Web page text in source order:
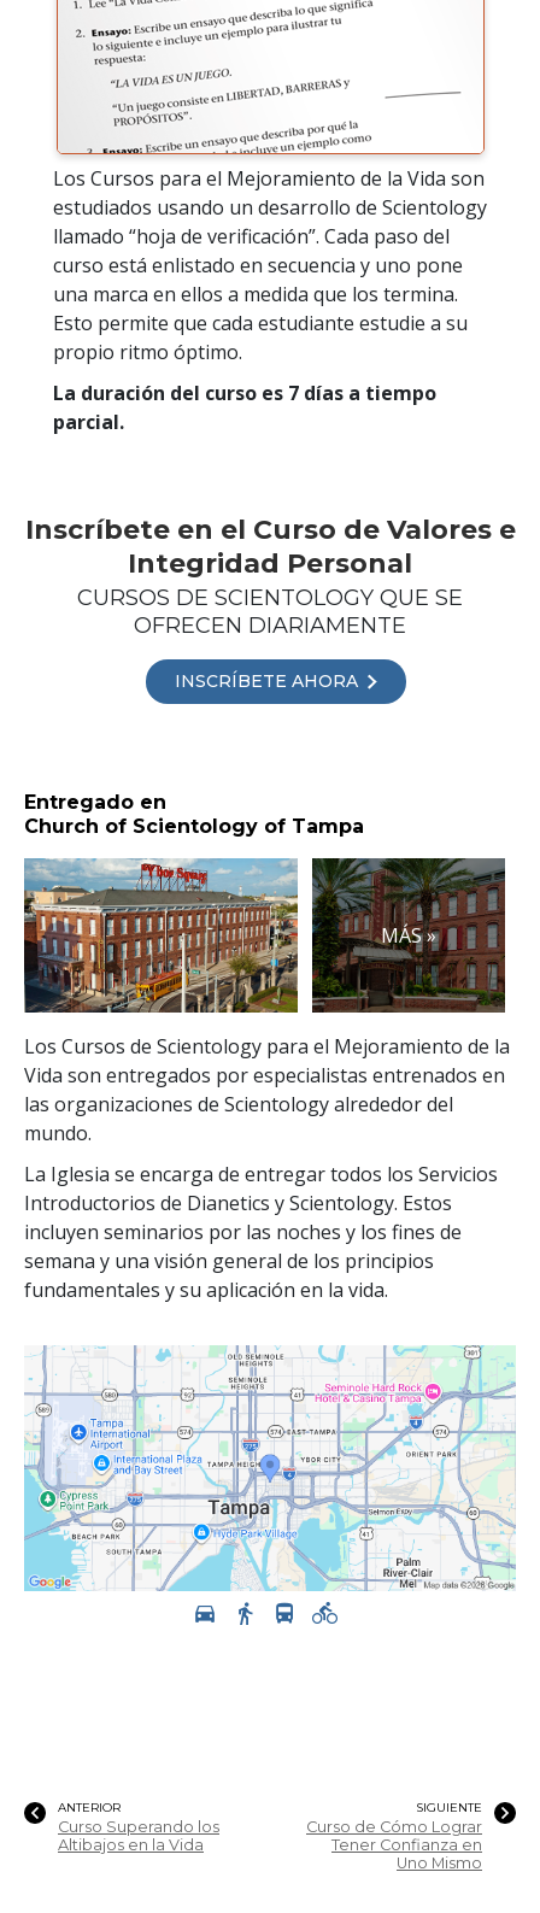
Los Cursos para el Mejoramiento de la Vida son
estudiados usando un desarrollo de Scientology
llamado “hoja de verificación”. Cada paso del
curso está enlistado en secuencia y uno pone
una marca en ellos a medida que los termina.
Esto permite que cada estudiante estudie a su
propio ritmo óptimo.
La duración del curso es 7 días a tiempo
parcial.
Inscríbete en el Curso de Valores e
Integridad Personal
CURSOS DE SCIENTOLOGY QUE SE
OFRECEN DIARIAMENTE
INSCRÍBETE AHORA
Entregado en
Church of Scientology of Tampa
MÁS »
Los Cursos de Scientology para el Mejoramiento de la
Vida son entregados por especialistas entrenados en
las organizaciones de Scientology alrededor del
mundo.
La Iglesia se encarga de entregar todos los Servicios
Introductorios de Dianetics y Scientology. Estos
incluyen seminarios por las noches y los fines de
semana y una visión general de los principios
fundamentales y su aplicación en la vida.
ANTERIOR
Curso Superando los
Altibajos en la Vida
SIGUIENTE
Curso de Cómo Lograr
Tener Confianza en
Uno Mismo